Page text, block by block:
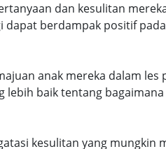
dan kesulitan
berdampak positif
anak mereka dalam les
baik tentang
kesulitan yang mungkin